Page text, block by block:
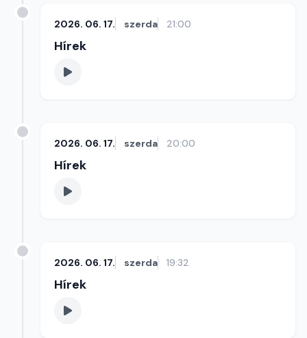
2026. 06. 17. szerda 21:00
Hírek
2026. 06. 17. szerda 20:00
Hírek
2026. 06. 17. szerda 19:32
Hírek